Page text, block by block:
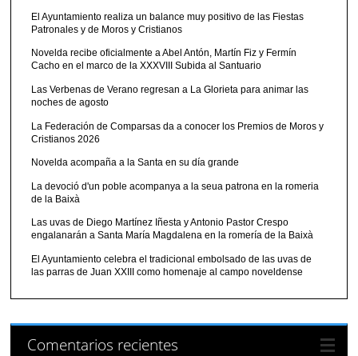
El Ayuntamiento realiza un balance muy positivo de las Fiestas
Patronales y de Moros y Cristianos
Novelda recibe oficialmente a Abel Antón, Martín Fiz y Fermín
Cacho en el marco de la XXXVIII Subida al Santuario
Las Verbenas de Verano regresan a La Glorieta para animar las
noches de agosto
La Federación de Comparsas da a conocer los Premios de Moros y
Cristianos 2026
Novelda acompaña a la Santa en su día grande
La devoció d'un poble acompanya a la seua patrona en la romeria
de la Baixà
Las uvas de Diego Martínez Iñesta y Antonio Pastor Crespo
engalanarán a Santa María Magdalena en la romería de la Baixà
El Ayuntamiento celebra el tradicional embolsado de las uvas de
las parras de Juan XXIII como homenaje al campo noveldense
Comentarios recientes